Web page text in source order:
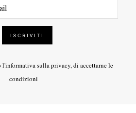
l'informativa sulla privacy, di accettarne le
condizioni